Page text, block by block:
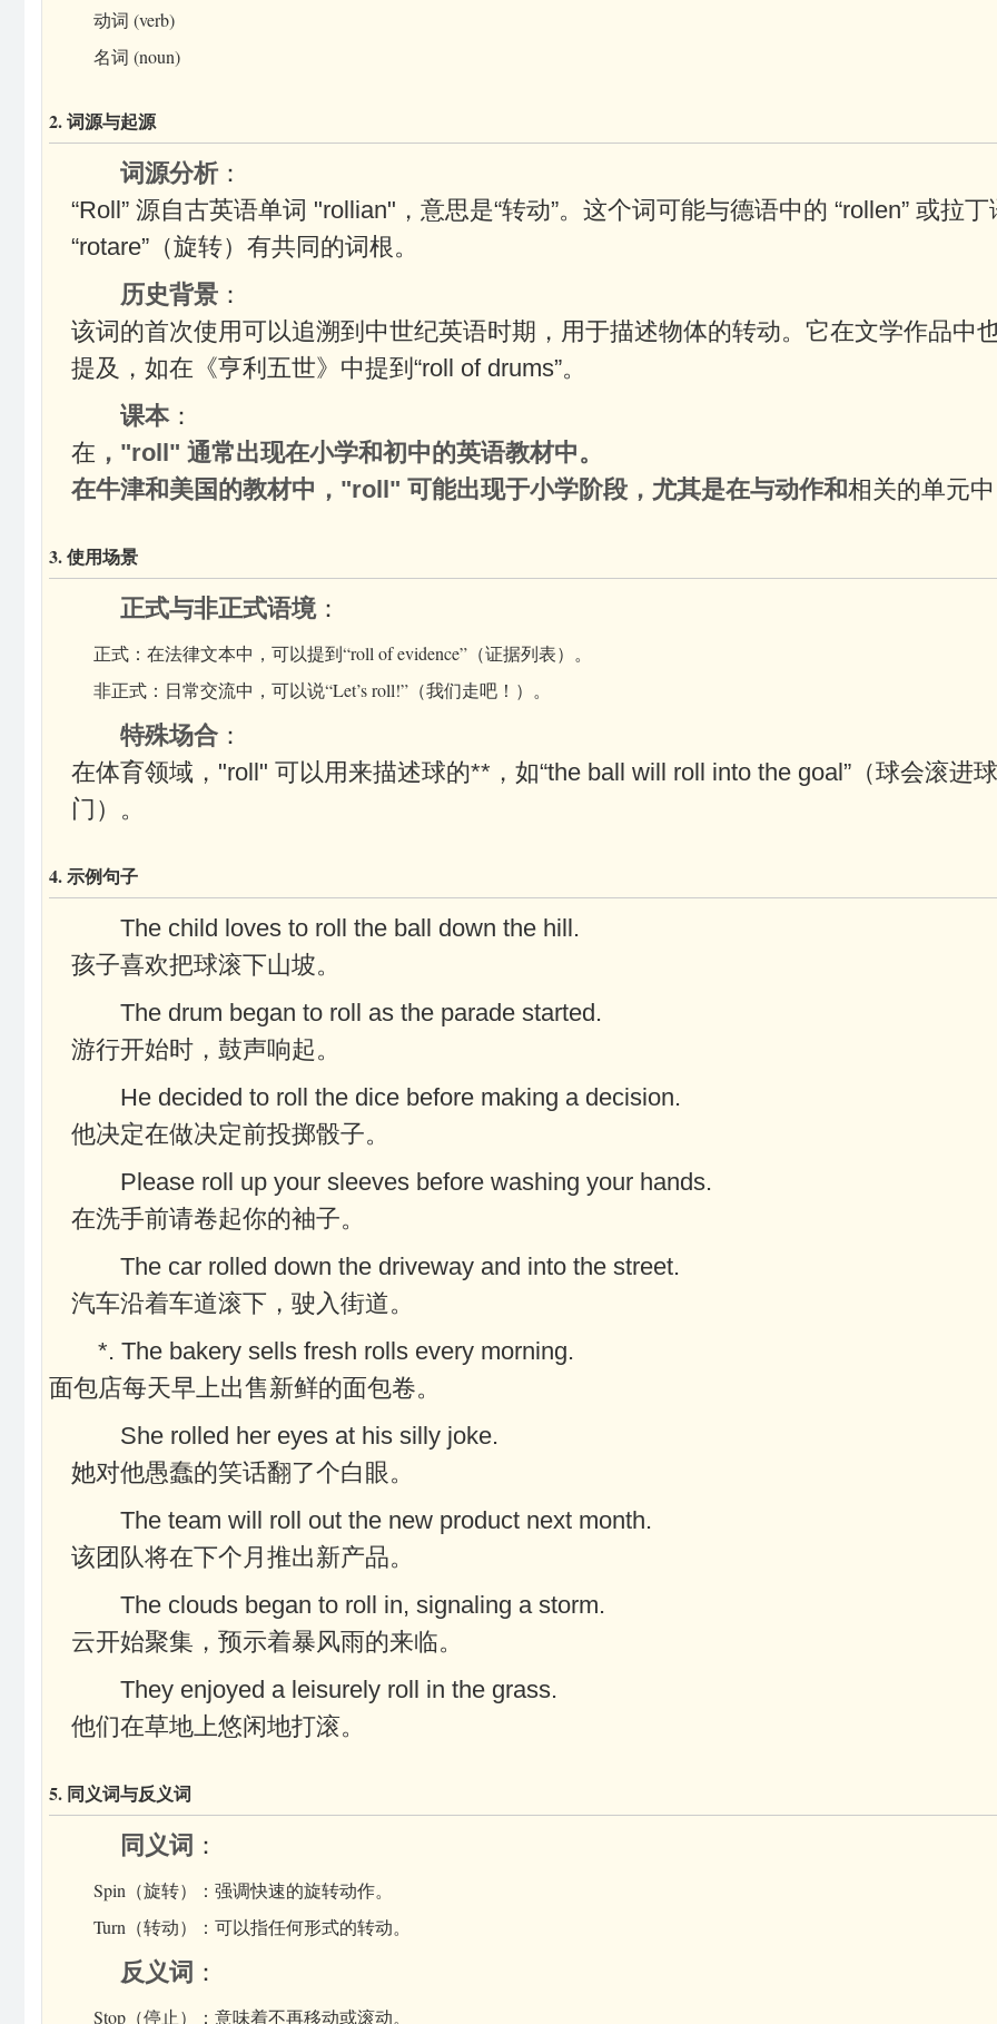
动词 (verb)
名词 (noun)
2. 词源与起源
词源分析：
“Roll” 源自古英语单词 "rollian"，意思是“转动”。这个词可能与德语中的 “rollen” 或拉
“rotare”（旋转）有共同的词根。
历史背景 ：
该词的首次使用可以追溯到中世纪英语时期，用于描述物体的转动。它在文学作品中
提及，如在《亨利五世》中提到“roll of drums”。
课本：
在 ，"roll" 通常出现在小学和初中的英语教材中。
在牛津和美国的教材中，"roll" 可能出现于小学阶段，尤其是在与动作和相关的单元
3. 使用场景
正式与非正式语境：
正式：在法律文本中，可以提到“roll of evidence”（证据列表）。
非正式：日常交流中，可以说“Let’s roll!”（我们走吧！）。
特殊场合 ：
在体育领域，"roll" 可以用来描述球的**，如“the ball will roll into the goal”（球会滚进球
门）。
4. 示例句子
The child loves to roll the ball down the hill.
孩子喜欢把球滚下山坡。
The drum began to roll as the parade started.
游行开始时，鼓声响起。
He decided to roll the dice before making a decision.
他决定在做决定前投掷骰子。
Please roll up your sleeves before washing your hands.
在洗手前请卷起你的袖子。
The car rolled down the driveway and into the street.
汽车沿着车道滚下，驶入街道。
*. The bakery sells fresh rolls every morning.
面包店每天早上出售新鲜的面包卷。
She rolled her eyes at his silly joke.
她对他愚蠢的笑话翻了个白眼。
The team will roll out the new product next month.
该团队将在下个月推出新产品。
The clouds began to roll in, signaling a storm.
云开始聚集，预示着暴风雨的来临。
They enjoyed a leisurely roll in the grass.
他们在草地上悠闲地打滚。
5. 同义词与反义词
同义词 ：
Spin（旋转）：强调快速的旋转动作。
Turn（转动）：可以指任何形式的转动。
反义词 ：
Stop（停止）：意味着不再移动或滚动。